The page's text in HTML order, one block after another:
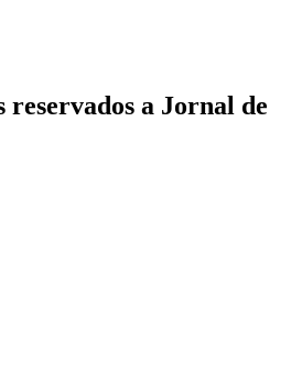
reservados a Jornal de